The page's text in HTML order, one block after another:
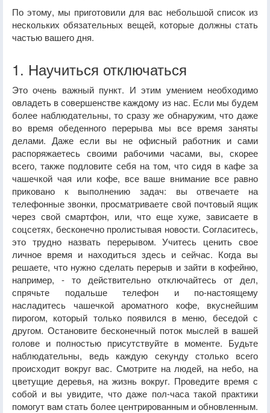
По этому, мы приготовили для вас небольшой список из
нескольких обязательных вещей, которые должны стать
частью вашего дня.
1. Научиться отключаться
Это очень важный пункт. И этим умением необходимо
овладеть в совершенстве каждому из нас. Если мы будем
более наблюдательны, то сразу же обнаружим, что даже
во время обеденного перерыва мы все время заняты
делами. Даже если вы не офисный работник и сами
распоряжаетесь своими рабочими часами, вы, скорее
всего, также подловите себя на том, что сидя в кафе за
чашечкой чая или кофе, все ваше внимание все равно
приковано к выполнению задач: вы отвечаете на
телефонные звонки, просматриваете свой почтовый ящик
через свой смартфон, или, что еще хуже, зависаете в
соцсетях, бесконечно пролистывая новости. Согласитесь,
это трудно назвать перерывом. Учитесь ценить свое
личное время и находиться здесь и сейчас. Когда вы
решаете, что нужно сделать перерыв и зайти в кофейню,
например, - то действительно отключайтесь от дел,
спрячьте подальше телефон и по-настоящему
насладитесь чашечкой ароматного кофе, вкуснейшим
пирогом, который только появился в меню, беседой с
другом. Остановите бесконечный поток мыслей в вашей
голове и полностью присутствуйте в моменте. Будьте
наблюдательны, ведь каждую секунду столько всего
происходит вокруг вас. Смотрите на людей, на небо, на
цветущие деревья, на жизнь вокруг. Проведите время с
собой и вы увидите, что даже пол-часа такой практики
помогут вам стать более центрированным и обновленным.